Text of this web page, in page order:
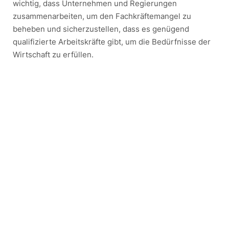
wichtig, dass Unternehmen und Regierungen
zusammenarbeiten, um den Fachkräftemangel zu
beheben und sicherzustellen, dass es genügend
qualifizierte Arbeitskräfte gibt, um die Bedürfnisse der
Wirtschaft zu erfüllen.